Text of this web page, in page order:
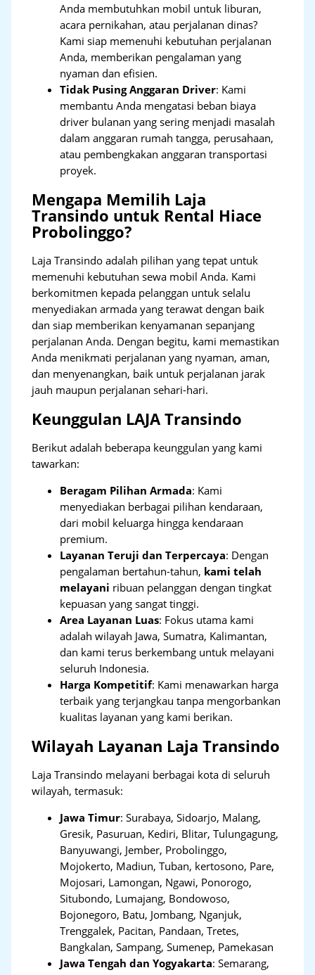
Anda membutuhkan mobil untuk liburan,
acara pernikahan, atau perjalanan dinas?
Kami siap memenuhi kebutuhan perjalanan
Anda, memberikan pengalaman yang
nyaman dan efisien.
Tidak Pusing Anggaran Driver: Kami
membantu Anda mengatasi beban biaya
driver bulanan yang sering menjadi masalah
dalam anggaran rumah tangga, perusahaan,
atau pembengkakan anggaran transportasi
proyek.
Mengapa Memilih Laja
Transindo untuk Rental Hiace
Probolinggo?
Laja Transindo adalah pilihan yang tepat untuk
memenuhi kebutuhan sewa mobil Anda. Kami
berkomitmen kepada pelanggan untuk selalu
menyediakan armada yang terawat dengan baik
dan siap memberikan kenyamanan sepanjang
perjalanan Anda. Dengan begitu, kami memastikan
Anda menikmati perjalanan yang nyaman, aman,
dan menyenangkan, baik untuk perjalanan jarak
jauh maupun perjalanan sehari-hari.
Keunggulan LAJA Transindo
Berikut adalah beberapa keunggulan yang kami
tawarkan:
Beragam Pilihan Armada: Kami
menyediakan berbagai pilihan kendaraan,
dari mobil keluarga hingga kendaraan
premium.
Layanan Teruji dan Terpercaya: Dengan
pengalaman bertahun-tahun, kami telah
melayani ribuan pelanggan dengan tingkat
kepuasan yang sangat tinggi.
Area Layanan Luas: Fokus utama kami
adalah wilayah Jawa, Sumatra, Kalimantan,
dan kami terus berkembang untuk melayani
seluruh Indonesia.
Harga Kompetitif: Kami menawarkan harga
terbaik yang terjangkau tanpa mengorbankan
kualitas layanan yang kami berikan.
Wilayah Layanan Laja Transindo
Laja Transindo melayani berbagai kota di seluruh
wilayah, termasuk:
Jawa Timur:Surabaya, Sidoarjo, Malang,
Gresik, Pasuruan, Kediri, Blitar, Tulungagung,
Banyuwangi, Jember, Probolinggo,
Mojokerto, Madiun, Tuban, kertosono, Pare,
Mojosari, Lamongan, Ngawi, Ponorogo,
Situbondo, Lumajang, Bondowoso,
Bojonegoro, Batu, Jombang, Nganjuk,
Trenggalek, Pacitan, Pandaan, Tretes,
Bangkalan, Sampang, Sumenep, Pamekasan
Jawa Tengah dan Yogyakarta:Semarang,